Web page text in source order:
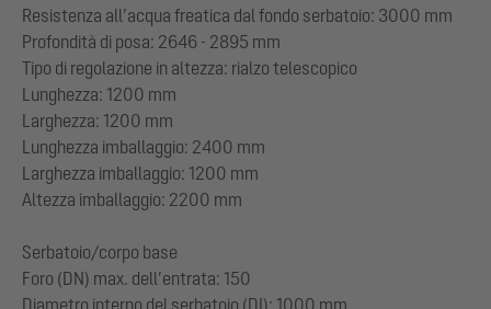
Resistenza all’acqua freatica dal fondo serbatoio: 3000 mm
Profondità di posa: 2646 - 2895 mm
Tipo di regolazione in altezza: rialzo telescopico
Lunghezza: 1200 mm
Larghezza: 1200 mm
Lunghezza imballaggio: 2400 mm
Larghezza imballaggio: 1200 mm
Altezza imballaggio: 2200 mm
Serbatoio/corpo base
Foro (DN) max. dell’entrata: 150
Diametro interno del serbatoio (DI): 1000 mm